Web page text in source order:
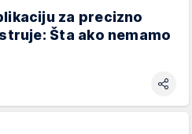
za precizno
Šta ako nemamo